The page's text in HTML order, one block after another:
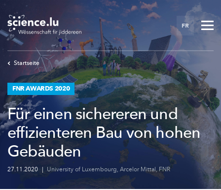
Skip
main
content
FR
Startseite
FNR AWARDS 2020
Für einen sichereren und
effizienteren Bau von hohen
Gebäuden
27.11.2020 | University of Luxembourg, Arcelor Mittal, FNR